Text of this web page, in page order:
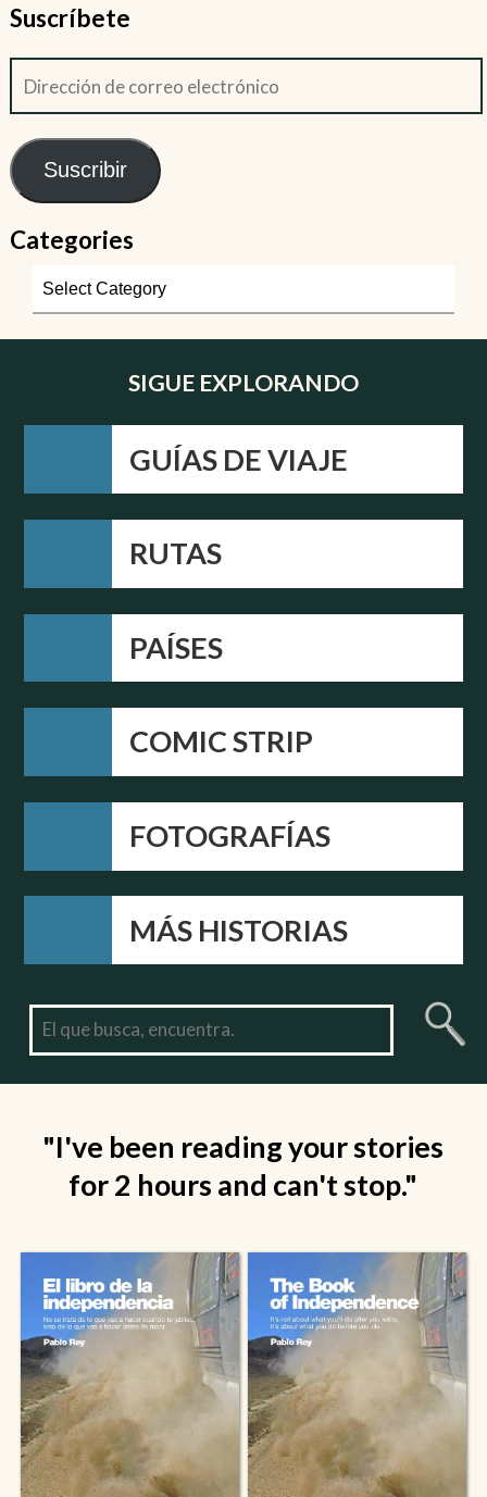
Suscríbete
Suscribir
Categories
SIGUE EXPLORANDO
GUÍAS DE VIAJE
RUTAS
PAÍSES
COMIC STRIP
FOTOGRAFÍAS
MÁS HISTORIAS
"I've been reading your stories
for 2 hours and can't stop."